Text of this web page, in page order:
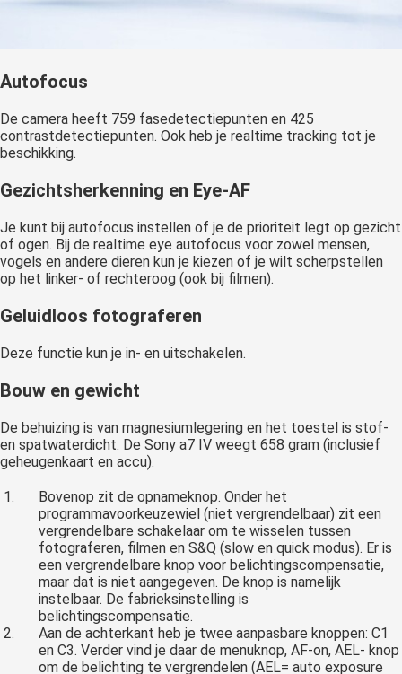
Autofocus
De camera heeft 759 fasedetectiepunten en 425
contrastdetectiepunten. Ook heb je realtime tracking tot je
beschikking.
Gezichtsherkenning en Eye-AF
Je kunt bij autofocus instellen of je de prioriteit legt op gezicht
of ogen. Bij de realtime eye autofocus voor zowel mensen,
vogels en andere dieren kun je kiezen of je wilt scherpstellen
op het linker- of rechteroog (ook bij filmen).
Geluidloos fotograferen
Deze functie kun je in- en uitschakelen.
Bouw en gewicht
De behuizing is van magnesiumlegering en het toestel is stof-
en spatwaterdicht. De Sony a7 IV weegt 658 gram (inclusief
geheugenkaart en accu).
Bovenop zit de opnameknop. Onder het
programmavoorkeuzewiel (niet vergrendelbaar) zit een
vergrendelbare schakelaar om te wisselen tussen
fotograferen, filmen en S&Q (slow en quick modus). Er is
een vergrendelbare knop voor belichtingscompensatie,
maar dat is niet aangegeven. De knop is namelijk
instelbaar. De fabrieksinstelling is
belichtingscompensatie.
Aan de achterkant heb je twee aanpasbare knoppen: C1
en C3. Verder vind je daar de menuknop, AF-on, AEL- knop
om de belichting te vergrendelen (AEL= auto exposure